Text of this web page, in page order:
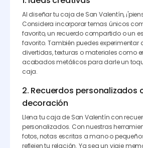
Al diseñar tu caja de San Valentín,
Considera incorporar temas únicos
favorito, un recuerdo compartido o un
favorito. También puedes experimentar
divertidas, texturas o materiales como
acabados metálicos para darle un
caja.
2. Recuerdos personalizados
decoración
Llena tu caja de San Valentín con
personalizados. Con nuestras
fotos, notas escritas a mano o
reflejen tu relación. Ya sea un viaje